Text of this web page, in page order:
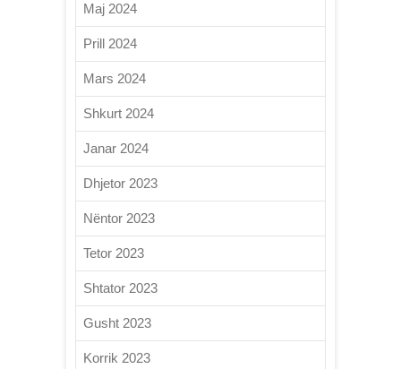
Maj 2024
Prill 2024
Mars 2024
Shkurt 2024
Janar 2024
Dhjetor 2023
Nëntor 2023
Tetor 2023
Shtator 2023
Gusht 2023
Korrik 2023